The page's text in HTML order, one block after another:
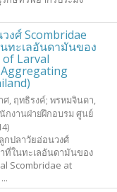
ศ์ Scombridae
ทะเลอันดามันของ
of Larval
Aggregating
ศ, ฤทธิรงค์; พรหมจินดา,
กงานฝ่ายฝึกอบรม ศูนย์
)
กปลาวัยอ่อนวงศ์
ที่ในทะเลอันดามันของ
Scombridae at